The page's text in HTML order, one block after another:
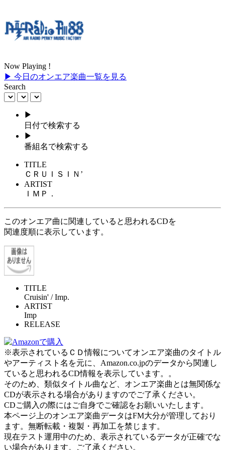
Now Playing !
▶ 今日のオンエア楽曲一覧を見る
Search
▶
日付で検索する
▶
番組名で検索する
TITLE
ＣＲＵＩＳＩＮ’
ARTIST
ＩＭＰ．
このオンエア曲に関連していると思われるCDを
関連度順に表示しています。
TITLE
Cruisin' / Imp.
ARTIST
Imp
RELEASE
※表示されているＣＤ情報についてオンエア楽曲のタイトル
やアーティスト名を元に、Amazon.co.jpのデータから関連し
ていると思われるCD情報を表示しています。。
そのため、類似タイトル曲など、オンエア楽曲とは無関係な
CDが表示される場合がありますのでご了承ください。
CDご購入の際にはご自身でご確認をお願いいたします。
本ページ上のオンエア楽曲データはFM大分が管理しており
ます。無断転載・複製・再加工を禁じます。
現在テスト運用中のため、表示されているデータが正確でな
い場合があります。ご了承ください。